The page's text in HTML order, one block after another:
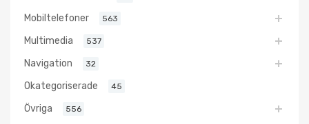
Mobiltelefoner 563
Multimedia 537
Navigation 32
Okategoriserade 45
Övriga 556